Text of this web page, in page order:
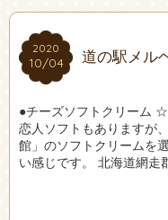
2020
10/04
2020
10/04 道の駅メル
●チーズソフトクリーム
恋人ソフトもありますが
館」のソフトクリームを
い感じです。 北海道網走